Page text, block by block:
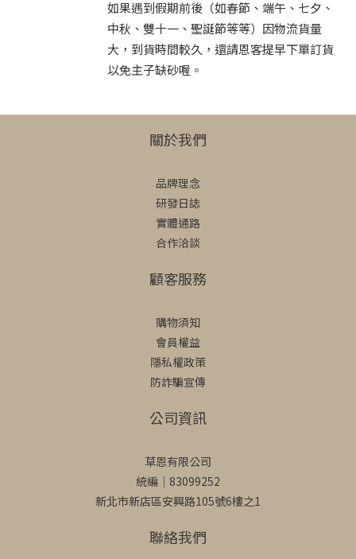
如果遇到假期前後（如春節、端午、七夕、
中秋、雙十一、聖誕節等等）因物流貨量
大，到貨時間較久，還請恩客提早下單訂貨
以免主子缺砂喔。
關於我們
品牌理念
研發日誌
實體通路
合作洽談
顧客服務
購物須知
會員權益
隱私權政策
防詐騙宣傳
公司資訊
草恩有限公司
統編｜83099252
新北市新店區安興路105號6樓之1
聯絡我們